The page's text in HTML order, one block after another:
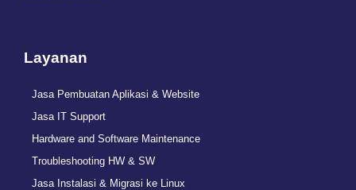
Layanan
Jasa Pembuatan Aplikasi & Website
Jasa IT Support
Hardware and Software Maintenance
Troubleshooting HW & SW
Jasa Instalasi & Migrasi ke Linux